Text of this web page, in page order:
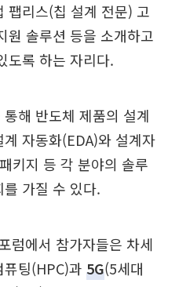
팹리스(칩 설계 전문) 고
원 솔루션 등을 소개하고
도록 하는 자리다.
해 반도체 제품의 설계
자동화(EDA)와 설계자
키지 등 각 분야의 솔루
가질 수 있다.
럼에서 참가자들은 차세
팅(HPC)과 5G(5세대